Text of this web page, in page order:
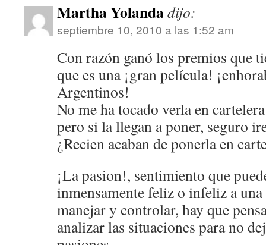
Martha Yolandadijo:
septiembre 10, 2010 a las 1:52 am
Con razón ganó los premios que
que es una ¡gran película!
Argentinos!
No me ha tocado verla en
pero si la llegan a poner, seguro
¿Recien acaban de ponerla en
¡La pasion!, sentimiento que
inmensamente feliz o infeliz a una
manejar y controlar, hay que
analizar las situaciones para no